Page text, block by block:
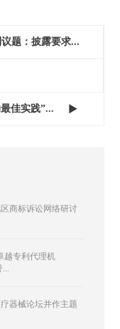
题：披露要求...
佳实践”... 
商标诉讼网络研讨
越专利代理机
...
器械论坛并作主题